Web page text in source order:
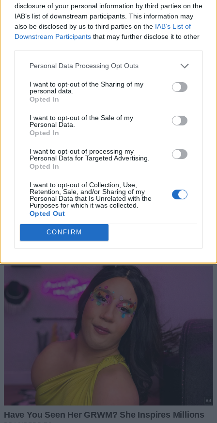
disclosure of your personal information by third parties on the
IAB’s list of downstream participants. This information may
also be disclosed by us to third parties on the IAB’s List of
Downstream Participants that may further disclose it to other
Personal Data Processing Opt Outs
I want to opt-out of the Sharing of my
personal data.
Opted In
I want to opt-out of the Sale of my
Personal Data.
Opted In
I want to opt-out of processing my
Personal Data for Targeted Advertising.
Opted In
I want to opt-out of Collection, Use,
Retention, Sale, and/or Sharing of my
Personal Data that Is Unrelated with the
Purposes for which it was collected.
Opted Out
CONFIRM